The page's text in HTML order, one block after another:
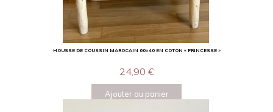
HOUSSE DE COUSSIN MAROCAIN 60×40 EN COTON « PRINCESSE »
24,90 €
Ajouter au panier